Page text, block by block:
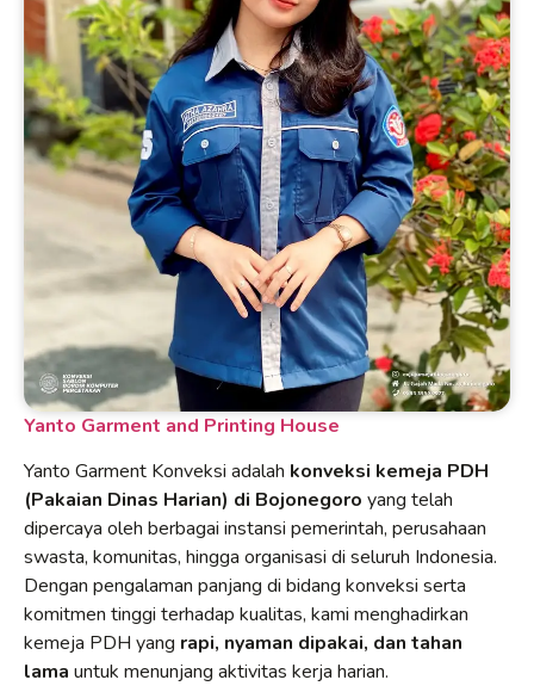
Yanto Garment and Printing House
Yanto Garment Konveksi adalah konveksi kemeja PDH
(Pakaian Dinas Harian) di Bojonegoro yang telah
dipercaya oleh berbagai instansi pemerintah, perusahaan
swasta, komunitas, hingga organisasi di seluruh Indonesia.
Dengan pengalaman panjang di bidang konveksi serta
komitmen tinggi terhadap kualitas, kami menghadirkan
kemeja PDH yang rapi, nyaman dipakai, dan tahan
lama untuk menunjang aktivitas kerja harian.